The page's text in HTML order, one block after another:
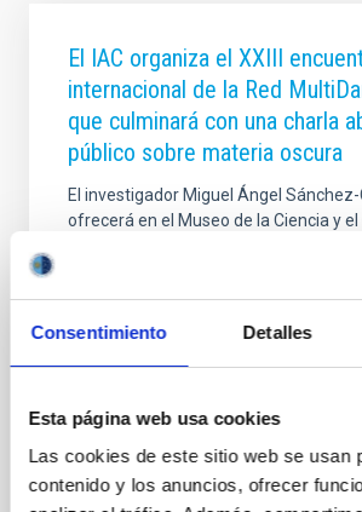
Consentimiento Detalles
Esta página web usa cookies
Las cookies de este sitio web se usan
contenido y los anuncios, ofrecer
El IAC organiza el XXIII
internacional de la Red
que culminará con una charla
público sobre materia oscura
El investigador Miguel Ángel Sánchez-
ofrecerá en el Museo de la Ciencia y
mayores enigmas del Universo Santa
Tenerife, junio de 2026. El Instituto de
investigador del IAC y responsable de
UNDARK (Unravelling the Dark
Canary Islands Observatories),
Unión Europea, y DarkMaPs,
Ministerio de Ciencia